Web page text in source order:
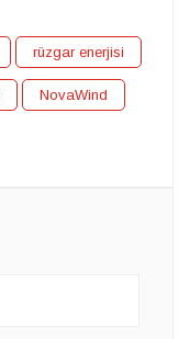
rüzgar enerjisi
NovaWind